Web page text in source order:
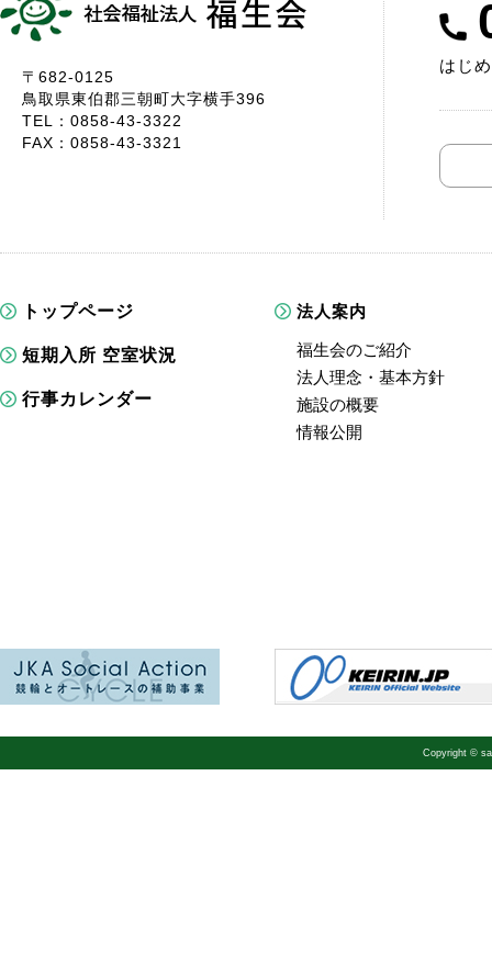
〒682-0125
鳥取県東伯郡三朝町大字横手396
TEL：0858-43-3322
FAX：0858-43-3321
はじ
トップページ
短期入所 空室状況
行事カレンダー
法人案内
福生会のご紹介
法人理念・基本方針
施設の概要
情報公開
Copyright ©